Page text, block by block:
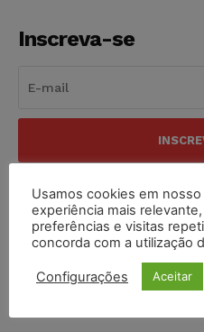
Inscreva-se
Usamos cookies em
experiência mais
preferências e visitas
concorda com a utilização
Configurações Aceitar